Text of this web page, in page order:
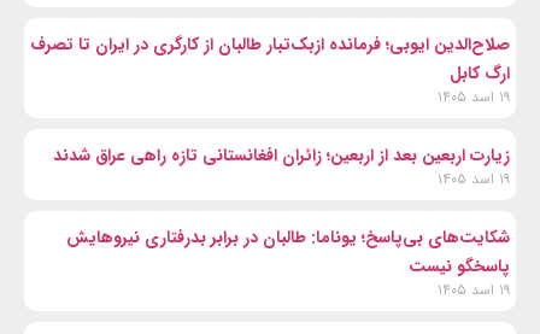
صلاح‌الدین ایوبی؛ فرمانده ازبک‌تبار طالبان از کارگری در ایران تا تصرف
ارگ کابل
۱۹ اسد ۱۴۰۵
زیارت اربعین بعد از اربعین؛ زائران افغانستانی تازه راهی عراق شدند
۱۹ اسد ۱۴۰۵
شکایت‌های بی‌پاسخ؛ یوناما: طالبان در برابر بدرفتاری نیروهایش
پاسخگو نیست
۱۹ اسد ۱۴۰۵